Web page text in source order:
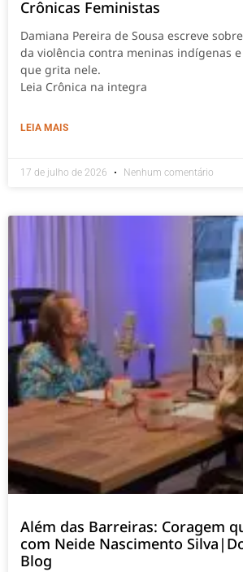
Crônicas Feministas
Damiana Pereira de Sousa escreve
da violência contra meninas indígenas
que grita nele.
Leia Crônica na integra
LEIA MAIS
17 de julho de 2026 Nenhum comentário
Além das Barreiras: Coragem
com Neide Nascimento
Blog